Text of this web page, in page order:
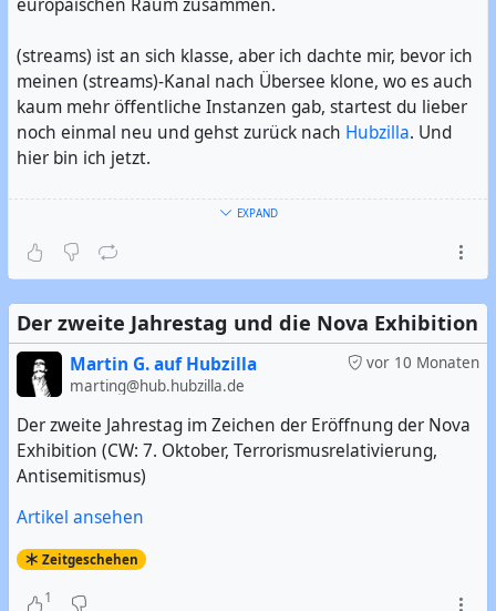
europäischen Raum zusammen.
(streams) ist an sich klasse, aber ich dachte mir, bevor ich
meinen (streams)-Kanal nach Übersee klone, wo es auch
kaum mehr öffentliche Instanzen gab, startest du lieber
noch einmal neu und gehst zurück nach Hubzilla. Und
hier bin ich jetzt.
Ich bin Exilfehmaraner, der jetzt im Süden Hamburgs
Und ich mag es offensichtlicherweise, wenn es frei,
quelloffen, dezentral, aber trotzdem leistungsfähig ist. Im
übrigen bin ich seit 2006 überwiegender Linuxer.
# Vorstellung#Linux#GNU/Linux Freie Software #Open
Source #FOSS#FLOSS#Fehmarn
# Norddeutsch
EXPAND
Der zweite Jahrestag und die Nova Exhibition
vor 10 Monaten
Martin G. auf Hubzilla
marting@hub.hubzilla.de
Der zweite Jahrestag im Zeichen der Eröffnung der Nova
Exhibition (CW: 7. Oktober, Terrorismusrelativierung,
Antisemitismus)
Artikel ansehen
Zeitgeschehen
1